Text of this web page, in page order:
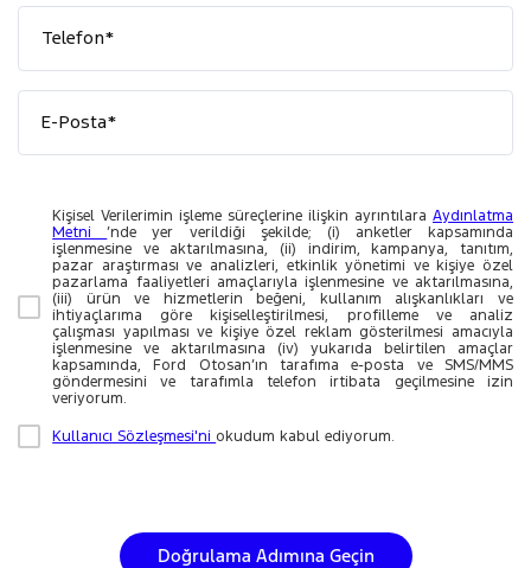
Telefon*
E-Posta*
Kişisel Verilerimin işleme süreçlerine ilişkin ayrıntılara Aydınlatma
Metni’nde yer verildiği şekilde; (i) anketler kapsamında
işlenmesine ve aktarılmasına, (ii) indirim, kampanya, tanıtım,
pazar araştırması ve analizleri, etkinlik yönetimi ve kişiye özel
pazarlama faaliyetleri amaçlarıyla işlenmesine ve aktarılmasına,
(iii) ürün ve hizmetlerin beğeni, kullanım alışkanlıkları ve
ihtiyaçlarıma göre kişiselleştirilmesi, profilleme ve analiz
çalışması yapılması ve kişiye özel reklam gösterilmesi amacıyla
işlenmesine ve aktarılmasına (iv) yukarıda belirtilen amaçlar
kapsamında, Ford Otosan’ın tarafıma e-posta ve SMS/MMS
göndermesini ve tarafımla telefon irtibata geçilmesine izin
veriyorum.
Kullanıcı Sözleşmesi'ni okudum kabul ediyorum.
Doğrulama Adımına Geçin